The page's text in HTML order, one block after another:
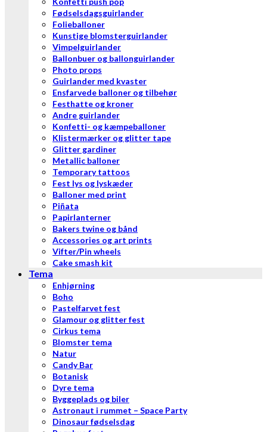
Fødselsdagsguirlander
Folieballoner
Kunstige blomsterguirlander
Vimpelguirlander
Ballonbuer og ballonguirlander
Photo props
Guirlander med kvaster
Ensfarvede balloner og tilbehør
Festhatte og kroner
Andre guirlander
Konfetti- og kæmpeballoner
Klistermærker og glitter tape
Glitter gardiner
Metallic balloner
Temporary tattoos
Fest lys og lyskæder
Balloner med print
Piñata
Papirlanterner
Bakers twine og bånd
Accessories og art prints
Vifter/Pin wheels
Cake smash kit
Tema
Enhjørning
Boho
Pastelfarvet fest
Glamour og glitter fest
Cirkus tema
Blomster tema
Natur
Candy Bar
Botanisk
Dyre tema
Byggeplads og biler
Astronaut i rummet – Space Party
Dinosaur fødselsdag